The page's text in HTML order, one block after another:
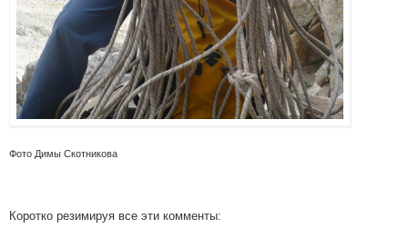
Фото Димы Скотникова
Коротко резимируя все эти комменты: